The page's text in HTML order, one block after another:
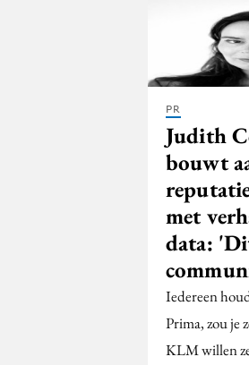
PR
Judith
bouwt
met
data:
Iedereen
Prima, zou je
KLM willen